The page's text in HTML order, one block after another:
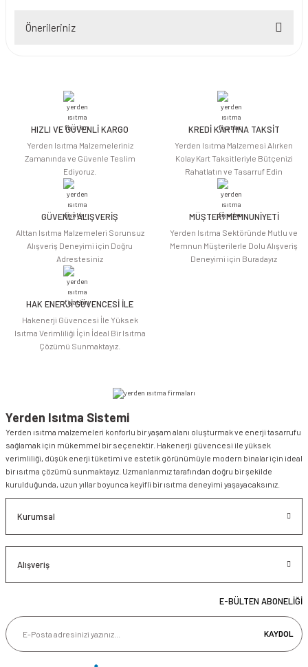
Önerileriniz
iletebilirsiniz.
Görüş ve önerileriniz için teşekkür ederiz.
Ürün açıklamasında eksik bilgiler bulunuyor.
Ürün bilgilerinde hatalar bulunuyor.
Ürün fiyatı diğer sitelerden daha pahalı.
Bu ürüne benzer farklı alternatifler olmalı.
HIZLI VE GÜVENLİ KARGO
Yerden Isıtma Malzemeleriniz
Zamanında ve Güvenle Teslim
Ediyoruz.
KREDİ KARTINA TAKSİT
Yerden Isıtma Malzemesi Alırken
Kolay Kart Taksitleriyle Bütçenizi
Rahatlatın ve Tasarruf Edin
GÜVENLİ ALIŞVERİŞ
Alttan Isıtma Malzemeleri Sorunsuz
Alışveriş Deneyimi için Doğru
Adrestesiniz
MÜŞTERİ MEMNUNİYETİ
Yerden Isıtma Sektöründe Mutlu ve
Memnun Müşterilerle Dolu Alışveriş
Deneyimi için Buradayız
HAK ENERJİ GÜVENCESİ İLE
Hakenerji Güvencesi İle Yüksek
Isıtma Verimliliği İçin İdeal Bir Isıtma
Çözümü Sunmaktayız.
Yerden Isıtma Sistemi
Yerden ısıtma malzemeleri konforlu bir yaşam alanı oluşturmak ve enerji tasarrufu
sağlamak için mükemmel bir seçenektir. Hakenerji güvencesi ile yüksek
verimliliği, düşük enerji tüketimi ve estetik görünümüyle modern binalar için ideal
bir ısıtma çözümü sunmaktayız. Uzmanlarımız tarafından doğru bir şekilde
kurulduğunda, uzun yıllar boyunca keyifli bir ısıtma deneyimi yaşayacaksınız.
Kurumsal
Alışveriş
E-BÜLTEN ABONELİĞİ
KAYDOL